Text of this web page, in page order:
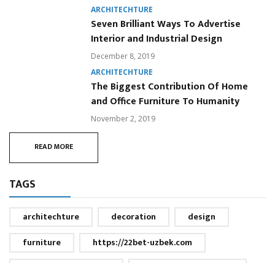
ARCHITECHTURE
Seven Brilliant Ways To Advertise
Interior and Industrial Design
December 8, 2019
ARCHITECHTURE
The Biggest Contribution Of Home
and Office Furniture To Humanity
November 2, 2019
READ MORE
TAGS
architechture decoration
design
furniture
https://22bet-uzbek.com